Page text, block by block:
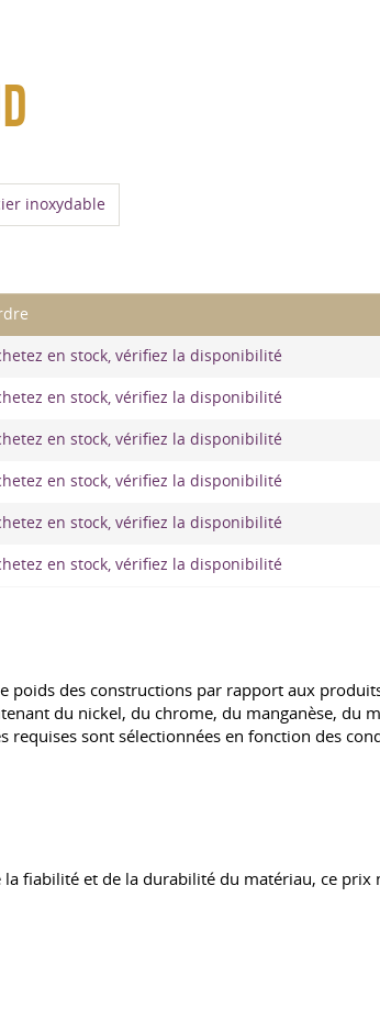
inoxydable
en stock, vérifiez la disponibilité
en stock, vérifiez la disponibilité
en stock, vérifiez la disponibilité
en stock, vérifiez la disponibilité
en stock, vérifiez la disponibilité
en stock, vérifiez la disponibilité
poids des constructions par rapport aux
du nickel, du chrome, du manganèse, du
requises sont sélectionnées en fonction des
fiabilité et de la durabilité du matériau, ce prix